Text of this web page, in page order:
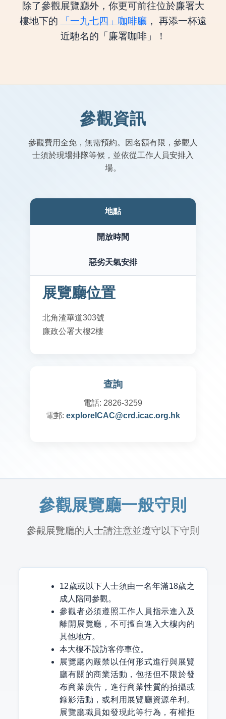
除了參觀展覽廳外，你更可前往位於廉署大
樓地下的
「一九七四」咖啡廳， 再添一杯遠
近馳名的「廉署咖啡」！
參觀資訊
參觀費用全免，無需預約。因名額有限，參觀人
士須於現場排隊等候，並依從工作人員安排入
場。
地點
開放時間
惡劣天氣安排
展覽廳位置
北角渣華道303號
廉政公署大樓2樓
查詢
電話: 2826-3259
電郵: exploreICAC@crd.icac.org.hk
參觀展覽廳一般守則
參觀展覽廳的人士請注意並遵守以下守則
12歲或以下人士須由一名年滿18歲之
成人陪同參觀。
參觀者必須遵照工作人員指示進入及
離開展覽廳，不可擅自進入大樓內的
其他地方。
本大樓不設訪客停車位。
展覽廳內嚴禁以任何形式進行與展覽
廳有關的商業活動，包括但不限於發
布商業廣告，進行商業性質的拍攝或
錄影活動，或利用展覽廳資源牟利。
展覽廳職員如發現此等行為，有權拒